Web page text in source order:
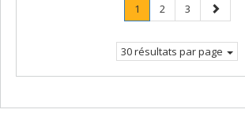
Page
1
Page
Page
2 Page
3
Page
suivante
30 résultats par page